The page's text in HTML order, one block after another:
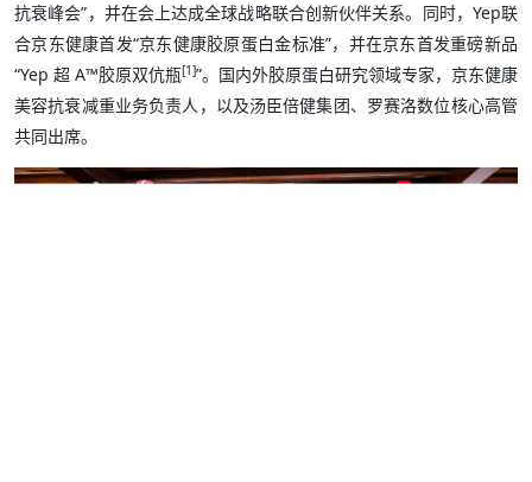
抗衰峰会”，并在会上达成全球战略联合创新伙伴关系。同时，Yep联
合京东健康首发“京东健康胶原蛋白金标准”，并在京东首发重磅新品
“Yep 超 A™胶原双伉瓶[1]”。国内外胶原蛋白研究领域专家，京东健康
美容抗衰减重业务负责人，以及汤臣倍健集团、罗赛洛数位核心高管
共同出席。